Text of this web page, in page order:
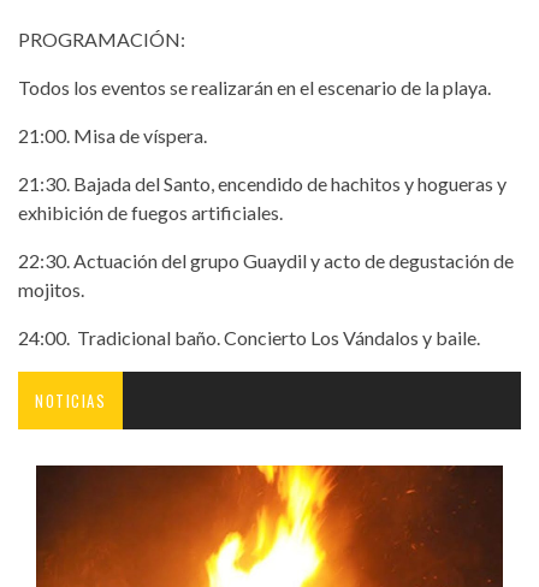
PROGRAMACIÓN:
Todos los eventos se realizarán en el escenario de la playa.
21:00. Misa de víspera.
21:30. Bajada del Santo, encendido de hachitos y hogueras y
exhibición de fuegos artificiales.
22:30. Actuación del grupo Guaydil y acto de degustación de
mojitos.
24:00. Tradicional baño. Concierto Los Vándalos y baile.
NOTICIAS